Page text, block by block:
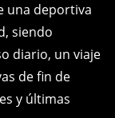
una deportiva
siendo
diario, un viaje
de fin de
y últimas